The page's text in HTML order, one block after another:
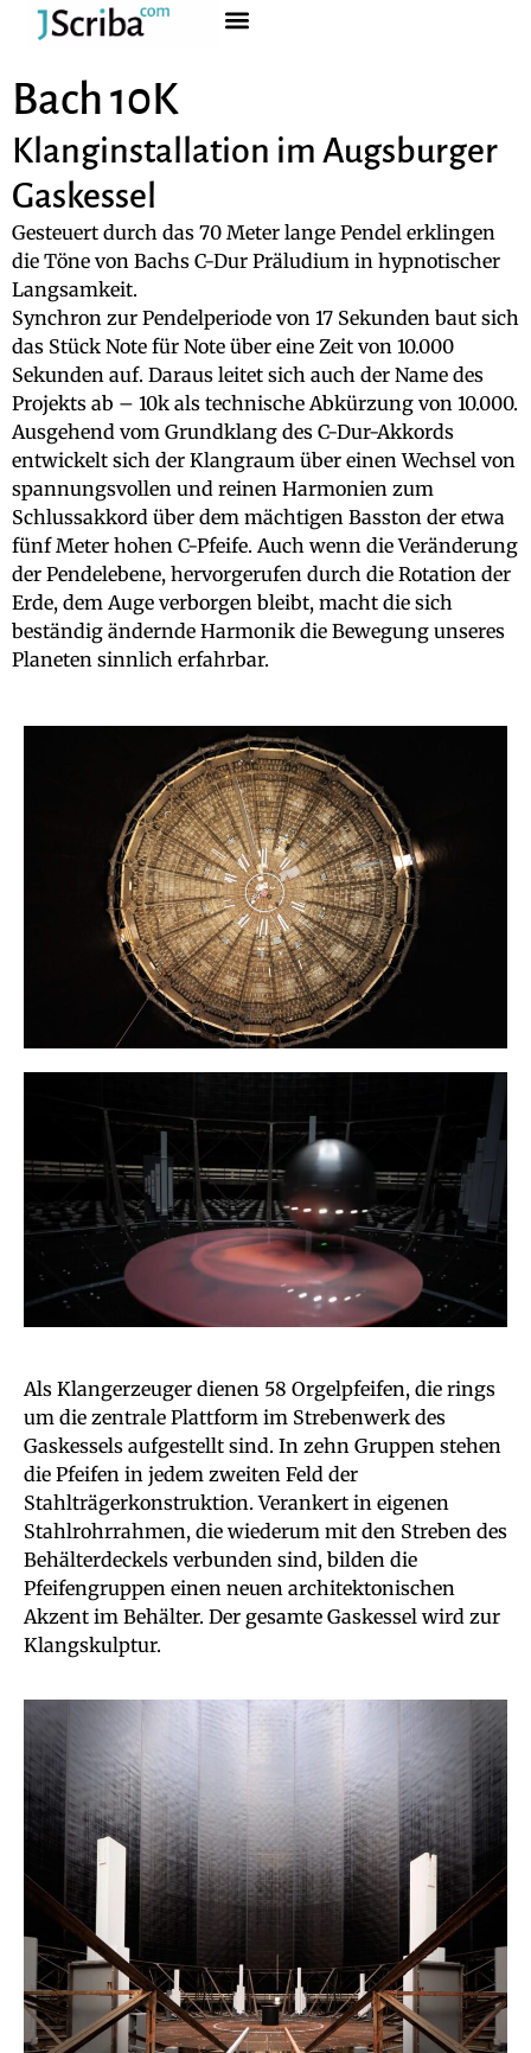
Bach 10K
Klanginstallation im Augsburger
Gaskessel
Gesteuert durch das 70 Meter lange Pendel erklingen
die Töne von Bachs C-Dur Präludium in hypnotischer
Langsamkeit.
Synchron zur Pendelperiode von 17 Sekunden baut sich
das Stück Note für Note über eine Zeit von 10.000
Sekunden auf. Daraus leitet sich auch der Name des
Projekts ab – 10k als technische Abkürzung von 10.000.
Ausgehend vom Grundklang des C-Dur-Akkords
entwickelt sich der Klangraum über einen Wechsel von
spannungsvollen und reinen Harmonien zum
Schlussakkord über dem mächtigen Basston der etwa
fünf Meter hohen C-Pfeife. Auch wenn die Veränderung
der Pendelebene, hervorgerufen durch die Rotation der
Erde, dem Auge verborgen bleibt, macht die sich
beständig ändernde Harmonik die Bewegung unseres
Planeten sinnlich erfahrbar.
Als Klangerzeuger dienen 58 Orgelpfeifen, die rings
um die zentrale Plattform im Strebenwerk des
Gaskessels aufgestellt sind. In zehn Gruppen stehen
die Pfeifen in jedem zweiten Feld der
Stahlträgerkonstruktion. Verankert in eigenen
Stahlrohrrahmen, die wiederum mit den Streben des
Behälterdeckels verbunden sind, bilden die
Pfeifengruppen einen neuen architektonischen
Akzent im Behälter. Der gesamte Gaskessel wird zur
Klangskulptur.